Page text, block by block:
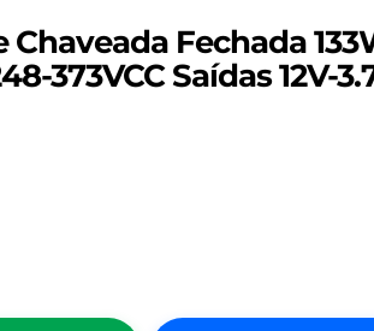
Chaveada Fechada
373VCC Saídas 12V-